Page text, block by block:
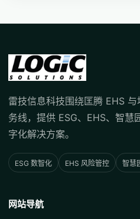
雷技信息科技围绕匡腾 EHS
务线，提供 ESG、EHS、智慧
字化解决方案。
ESG 数智化 EHS 风险管控 智慧
网站导航